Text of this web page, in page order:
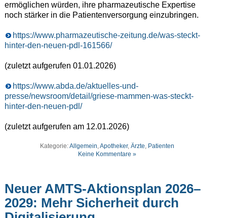
ermöglichen würden, ihre pharmazeutische Expertise
noch stärker in die Patientenversorgung einzubringen.
https://www.pharmazeutische-zeitung.de/was-steckt-
hinter-den-neuen-pdl-161566/
(zuletzt aufgerufen 01.01.2026)
https://www.abda.de/aktuelles-und-
presse/newsroom/detail/griese-mammen-was-steckt-
hinter-den-neuen-pdl/
(zuletzt aufgerufen am 12.01.2026)
Kategorie:Allgemein,Apotheker,Ärzte, Patienten
Keine Kommentare »
Neuer AMTS-Aktionsplan 2026–
2029: Mehr Sicherheit durch